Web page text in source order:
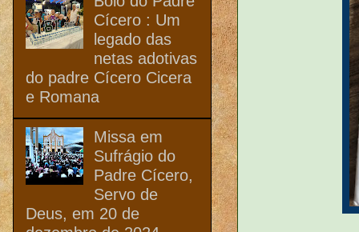
Cícero : Um
legado das
netas adotivas
do padre Cícero Cicera
e Romana
Missa em
Sufrágio do
Padre Cícero,
Servo de
Deus, em 20 de